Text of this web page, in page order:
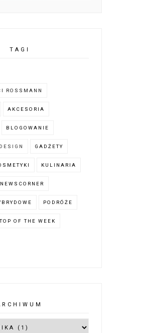
TAGI
ROSSMANN
AKCESORIA
BLOGOWANIE
DESIGN GADŻETY
KULINARIA
NEWSCORNER
PODRÓŻE
TOP OF THE WEEK